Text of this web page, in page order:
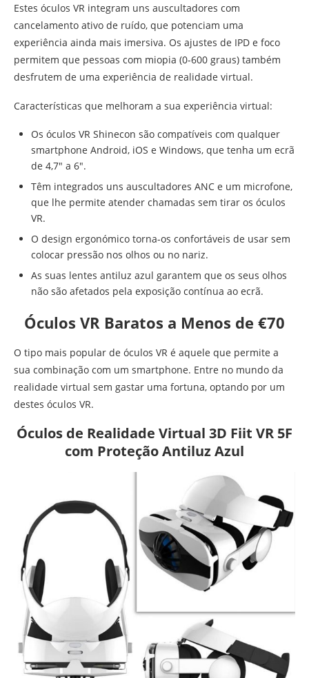
Estes óculos VR integram uns auscultadores com
cancelamento ativo de ruído, que potenciam uma
experiência ainda mais imersiva. Os ajustes de IPD e foco
permitem que pessoas com miopia (0-600 graus) também
desfrutem de uma experiência de realidade virtual.
Características que melhoram a sua experiência virtual:
Os óculos VR Shinecon são compatíveis com qualquer
smartphone Android, iOS e Windows, que tenha um ecrã
de 4,7″ a 6″.
Têm integrados uns auscultadores ANC e um microfone,
que lhe permite atender chamadas sem tirar os óculos
VR.
O design ergonómico torna-os confortáveis de usar sem
colocar pressão nos olhos ou no nariz.
As suas lentes antiluz azul garantem que os seus olhos
não são afetados pela exposição contínua ao ecrã.
Óculos VR Baratos a Menos de €70
O tipo mais popular de óculos VR é aquele que permite a
sua combinação com um smartphone. Entre no mundo da
realidade virtual sem gastar uma fortuna, optando por um
destes óculos VR.
Óculos de Realidade Virtual 3D Fiit VR 5F
com Proteção Antiluz Azul